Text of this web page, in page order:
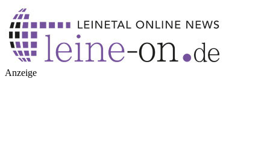
Anzeige